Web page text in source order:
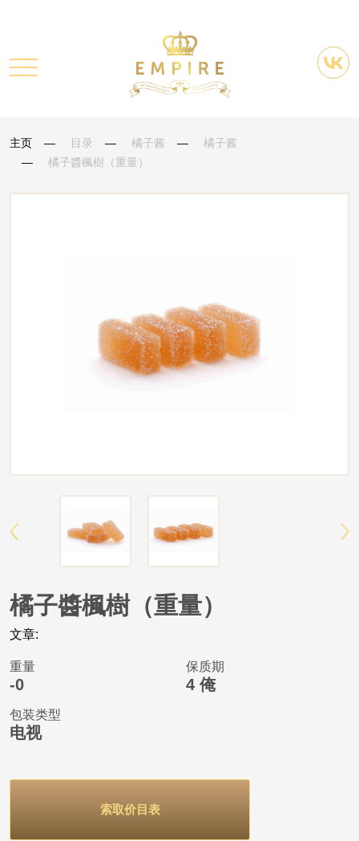
主页 目录 橘子酱
橘子酱
橘子醬楓樹（重量）
橘子醬楓樹（重量）
文章:
重量
-0
保质期
4 俺
包装类型
电视
索取价目表